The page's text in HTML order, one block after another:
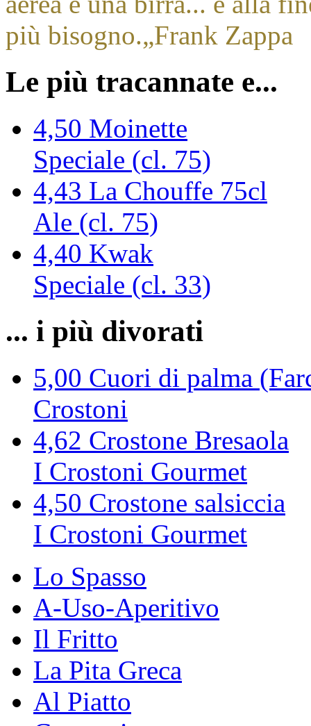
più bisogno.„Frank Zappa
Le più tracannate e...
4,50 Moinette
Speciale (cl. 75)
4,43 La Chouffe 75cl
Ale (cl. 75)
4,40 Kwak
Speciale (cl. 33)
... i più divorati
5,00 Cuori di palma
Crostoni
4,62 Crostone Bresaola
I Crostoni Gourmet
4,50 Crostone salsiccia
I Crostoni Gourmet
Lo Spasso
A-Uso-Aperitivo
Il Fritto
La Pita Greca
Al Piatto